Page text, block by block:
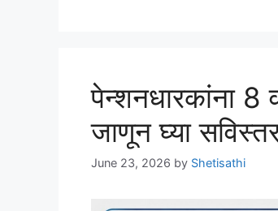
पेन्शनधारकांना 8
जाणून घ्या
June 23, 2026 by Shetisathi